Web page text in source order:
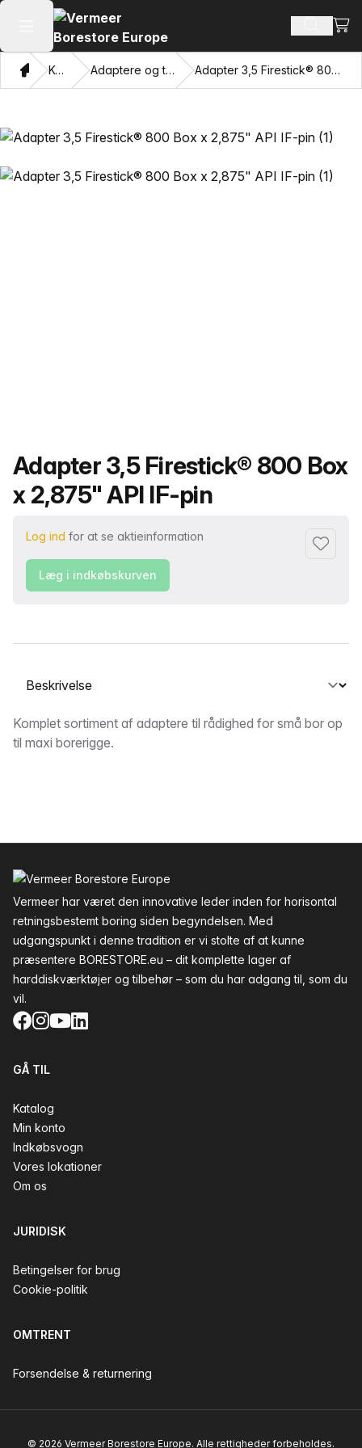
Åbn hovedmenuen SøgSe
HjemKatalog Adaptere og trækkende øjne Adapter 3,5 Firestick® 800 Box x 2,875" API IF-pin
Produktnavn
Adapter 3,5 Firestick® 800 Box
x 2,875" API IF-pin
Log ind for at se aktieinformation
Føj til
Læg i indkøbskurven
Vælg en fane
Beskrivelse
Komplet sortiment af adaptere til rådighed for små bor op
til maxi borerigge.
Vermeer har været den innovative leder inden for horisontal
retningsbestemt boring siden begyndelsen. Med
udgangspunkt i denne tradition er vi stolte af at kunne
præsentere BORESTORE.eu – dit komplette lager af
harddiskværktøjer og tilbehør – som du har adgang til, som du
vil.
Facebook
Instagram
YouTube
LinkedIn
GÅ TIL
Katalog
Min konto
Indkøbsvogn
Vores lokationer
Om os
JURIDISK
Betingelser for brug
Cookie-politik
OMTRENT
Forsendelse & returnering
© 2026 Vermeer Borestore Europe. Alle rettigheder forbeholdes.